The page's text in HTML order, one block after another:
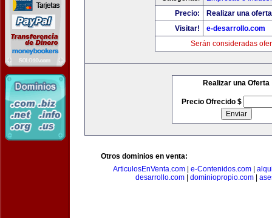
Precio:
Realizar una
Visitar!
e-desarrollo.com
Serán consideradas
Realizar una Oferta
Precio Ofrecido $
Otros dominios en venta:
ArticulosEnVenta.com| e-Contenidos.com|
desarrollo.com| dominiopropio.com|